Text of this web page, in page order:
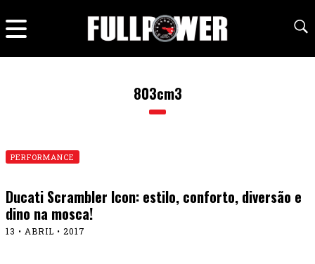
803cm3
PERFORMANCE
Ducati Scrambler Icon: estilo, conforto, diversão e
dino na mosca!
13 • ABRIL • 2017